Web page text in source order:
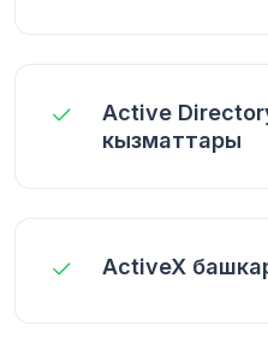
Active
кызматтары
ActiveX